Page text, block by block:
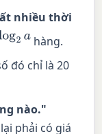
nhiều thời
2 a hàng.
đó chỉ là 20
nào."
phải có giá